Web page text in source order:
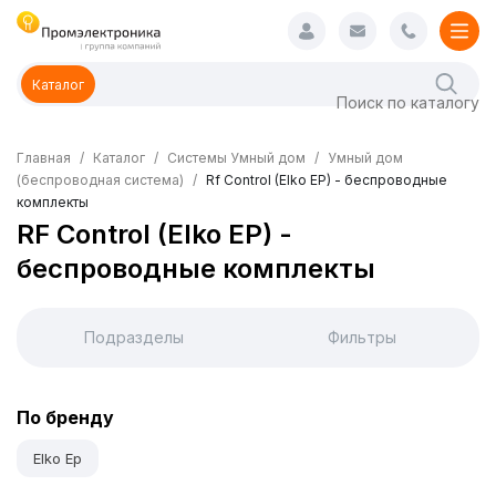
Каталог
Главная Каталог Системы Умный дом
Умный дом
(беспроводная система)
Rf Control (Elko EP) - беспроводные
комплекты
RF Control (Elko EP) -
беспроводные комплекты
Подразделы Фильтры
По бренду
Elko Ep